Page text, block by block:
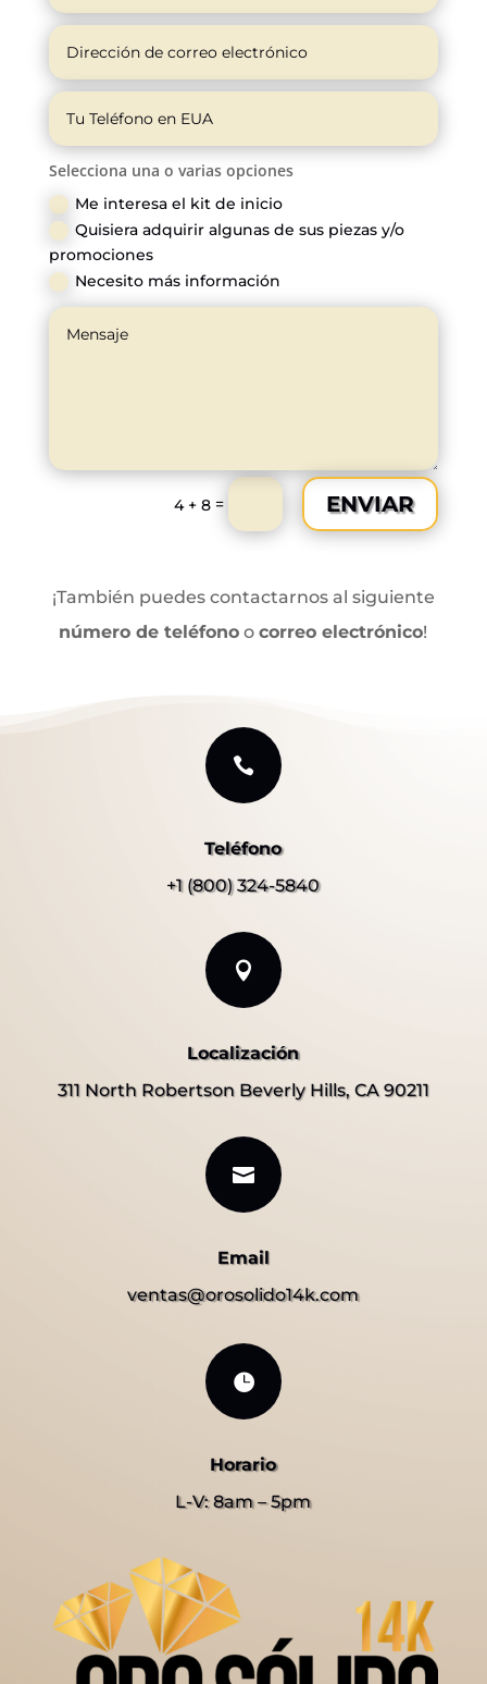
Selecciona una o varias opciones
Me interesa el kit de inicio
Quisiera adquirir algunas de sus piezas y/o
promociones
Necesito más información
4 + 8 = ENVIAR
¡También puedes contactarnos al siguiente
número de teléfono ocorreo electrónico!

Teléfono
+1 (800) 324-5840

Localización
311 North Robertson Beverly Hills, CA 90211

Email
ventas@orosolido14k.com

Horario
L-V: 8am – 5pm